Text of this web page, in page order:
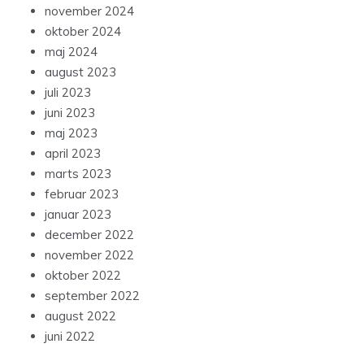
november 2024
oktober 2024
maj 2024
august 2023
juli 2023
juni 2023
maj 2023
april 2023
marts 2023
februar 2023
januar 2023
december 2022
november 2022
oktober 2022
september 2022
august 2022
juni 2022